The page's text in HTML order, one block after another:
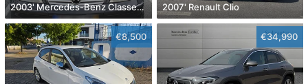
2003' Mercedes-Benz Classe A Classic 2007' Renault Clio
€8,500 €34,990